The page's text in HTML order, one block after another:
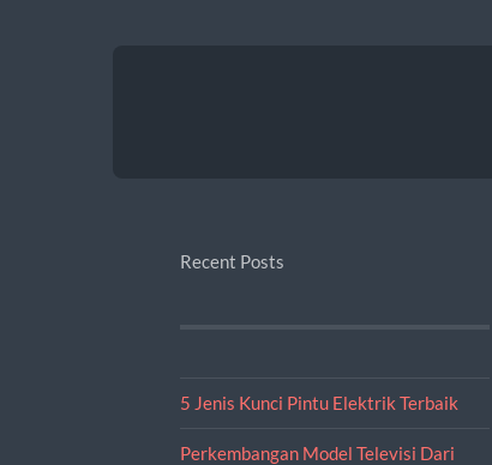
Recent Posts
5 Jenis Kunci Pintu Elektrik Terbaik
Perkembangan Model Televisi Dari